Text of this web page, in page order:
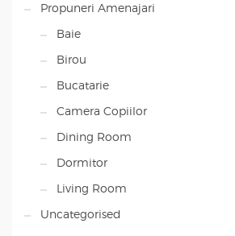
Propuneri Amenajari
Baie
Birou
Bucatarie
Camera Copiilor
Dining Room
Dormitor
Living Room
Uncategorised